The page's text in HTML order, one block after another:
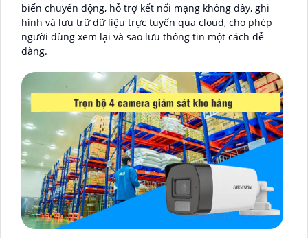
biến chuyển động, hỗ trợ kết nối mạng không dây, ghi
hình và lưu trữ dữ liệu trực tuyến qua cloud, cho phép
người dùng xem lại và sao lưu thông tin một cách dễ
dàng.